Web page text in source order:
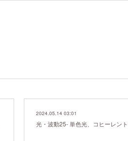
2024.05.14 03:01
光・波動25- 単色光、コヒーレン